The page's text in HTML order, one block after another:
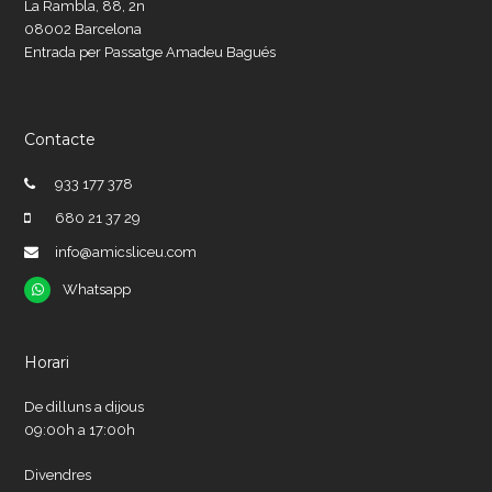
La Rambla, 88, 2n
08002 Barcelona
Entrada per Passatge Amadeu Bagués
Contacte
933 177 378
680 21 37 29
info@amicsliceu.com
Whatsapp
Whatsapp
Horari
De dilluns a dijous
09:00h a 17:00h
Divendres